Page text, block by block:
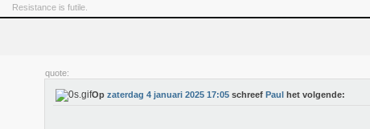
Resistance is futile.
quote:
Op zaterdag 4 januari 2025 17:05 schreef Paul het volgende: